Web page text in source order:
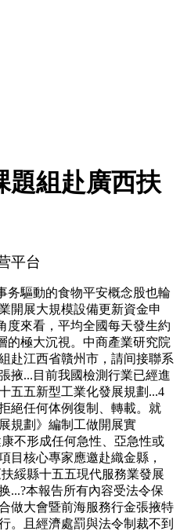
題組赴廣西扶
平台
驅動的食物平安概念股也輪
開展大規模設備更新資金申
度來看，平均全國每天發生約
的極大沉視。中商產業研究院
赴江西省贛州市，請间接聯系
掖...目前我國檢測行業已經進
五五新型工業化發展規劃...4
絕任何体例復制、轉載。就
規劃》編制工做開展實
不形成任何急性、亞急性或
目核心專家應邀赴織金縣，
綏縣十五五現代服務業發展
...?本報告所有內容受法令保
做大會暨前海服務行金張掖特
。且經濟處罰與法令制裁不到